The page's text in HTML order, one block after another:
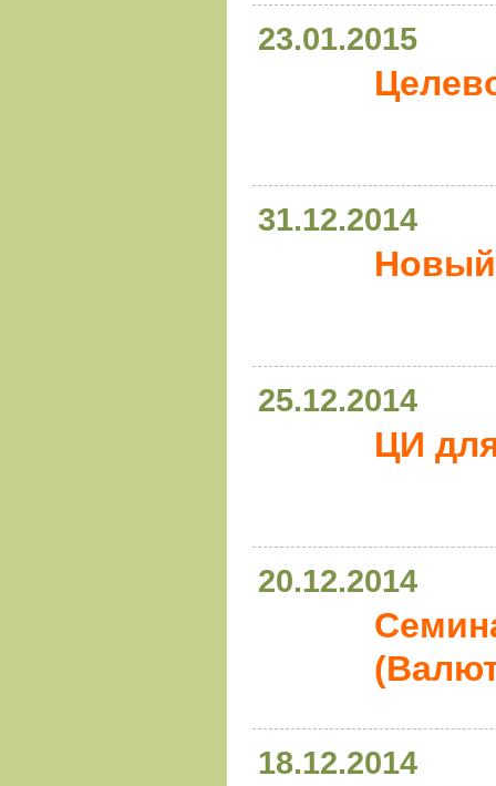
23.01.2015
31.12.2014
25.12.2014
ЦИ
20.12.2014
18.12.2014